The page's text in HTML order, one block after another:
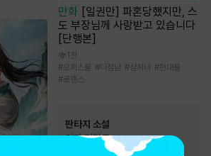
만화 [일권만] 파혼당했지만, 스
도 부장님께 사랑받고 있습니다
[단행본]
1천
#오피스물 #다정남 #상처녀 #현대물
#로맨스
판타지 소설
인기 키워드